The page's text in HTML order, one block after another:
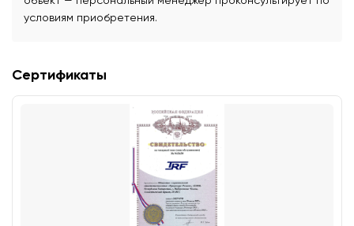
условиям приобретения.
Сертификаты